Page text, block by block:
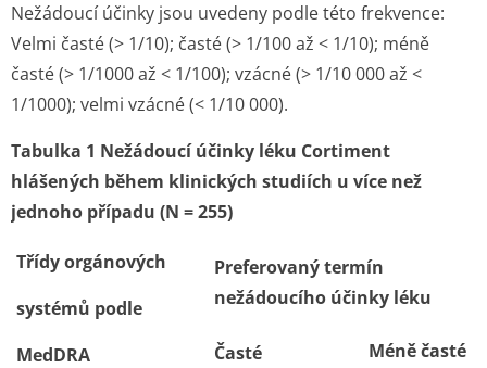
Nežádoucí účinky jsou uvedeny podle této frekvence:
Velmi časté (> 1/10); časté (> 1/100 až < 1/10); méně
časté (> 1/1000 až < 1/100); vzácné (> 1/10 000 až <
1/1000); velmi vzácné (< 1/10 000).
Tabulka 1 Nežádoucí účinky léku Cortiment
hlášených během klinických studiích u více než
jednoho případu (N = 255)
Třídy orgánových
systémů podle
MedDRA
Preferovaný termín
nežádoucího účinky léku
Časté Méně časté